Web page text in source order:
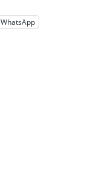
WhatsApp